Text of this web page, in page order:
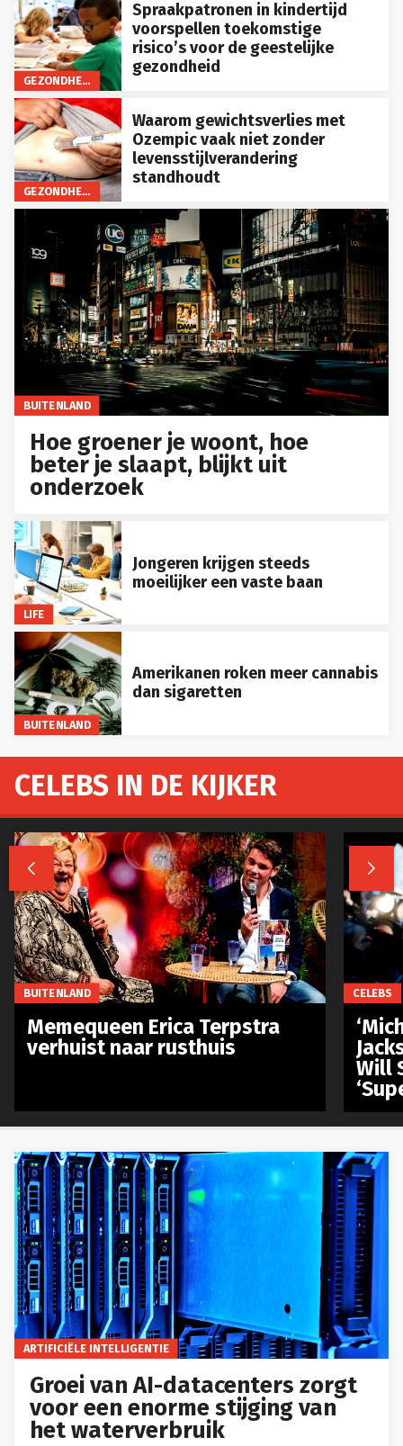
GEZONDHEID
Spraakpatronen in kindertijd
voorspellen toekomstige
risico’s voor de geestelijke
gezondheid
GEZONDHEID
Waarom gewichtsverlies met
Ozempic vaak niet zonder
levensstijlverandering
standhoudt
BUITENLAND
Hoe groener je woont, hoe
beter je slaapt, blijkt uit
onderzoek
LIFE
Jongeren krijgen steeds
moeilijker een vaste baan
BUITENLAND
Amerikanen roken meer cannabis
dan sigaretten
ARTIFICIËLE INTELLIGENTIE
Groei van AI-datacenters zorgt
voor een enorme stijging van
het waterverbruik
CELEBS IN DE KIJKER
 
BUITENLAND
Memequeen Erica Terpstra
verhuist naar rusthuis
CELEBS
Will